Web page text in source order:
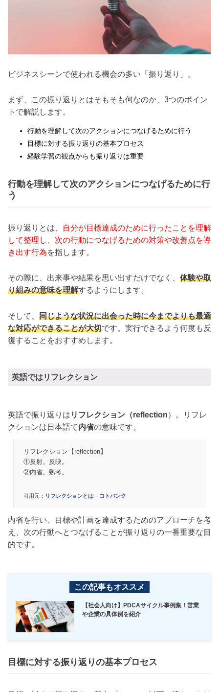
ビジネスシーンで使われる機会の多い「振り返り」。
まず、この振り返りとはそもそも何なのか、3つのポイン
トで解説します。
行動を理解して次のアクションにつなげるために行う
目標に対する振り返りの基本プロセス
経験学習の観点からも振り返りは重要
行動を理解して次のアクションにつなげるために行
う
振り返りとは、
自分が目標達成のために行ったことを理解
して整理し、次の行動につなげるための対策や改善点を導
き出す行為を指します。
その際に、出来事や結果を思い出すだけでなく、 体験や取
り組みの意味を理解するようにします。
そして、 同じような状況に出会った時に今までよりも最適
な対応ができることが大切です。実行できるよう何度も反
復することをおすすめします。
英語ではリフレクション
英語で振り返りは リフレクション（reflection）。リフレ
クションは日本語で内省の意味です。
リフレクション【reflection】
①反射。反映。
②内省。熟考。
引用元： リフレクションとは – コトバンク
内省を行い、目標や計画を達成するためのアプローチを考
え、次の行動へとつなげることが振り返りの一番重要な目
的です。
この記事もオススメ
【社会人向け】PDCAサイクル事例集！営業
や企業の具体例を紹介
目標に対する振り返りの基本プロセス